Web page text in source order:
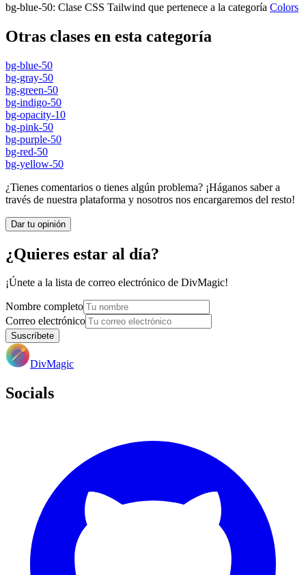
bg-blue-50: Clase CSS Tailwind que pertenece a la categoría Colors
Otras clases en esta categoría
bg-blue-50
bg-gray-50
bg-green-50
bg-indigo-50
bg-opacity-10
bg-pink-50
bg-purple-50
bg-red-50
bg-yellow-50
¿Tienes comentarios o tienes algún problema? ¡Háganos saber a
través de nuestra plataforma y nosotros nos encargaremos del resto!
Dar tu opinión
¿Quieres estar al día?
¡Únete a la lista de correo electrónico de DivMagic!
Nombre completo
Correo electrónico
Suscríbete
DivMagic
Socials